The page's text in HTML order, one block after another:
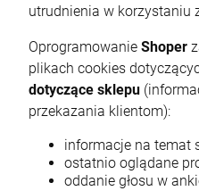
utrudnienia w korzystaniu
Oprogramowanie Shoper
plikach cookies
dotyczące sklepu
przekazania klientom):
informacje na temat
ostatnio oglądane
oddanie głosu w